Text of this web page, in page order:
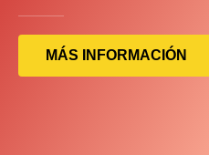
MÁS INFORMACIÓN